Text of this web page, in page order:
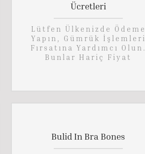
Ücretleri
Lütfen Ülkenizde Ödeme
Yapın, Gümrük İşlemleri
Fırsatına Yardımcı Olun.
Bunlar Hariç Fiyat
Bulid In Bra Bones